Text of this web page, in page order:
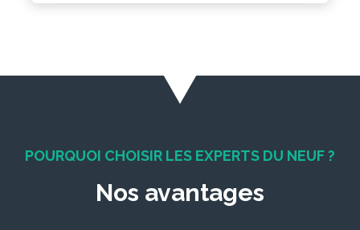
POURQUOI CHOISIR LES EXPERTS DU NEUF ?
Nos avantages